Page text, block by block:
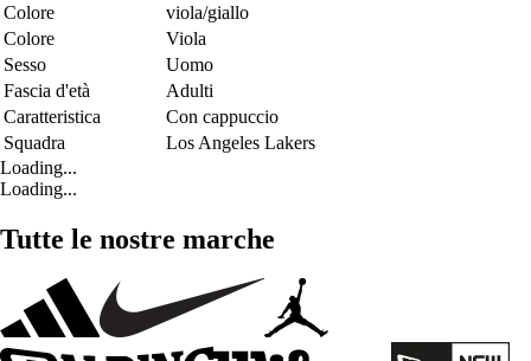
Colore
viola/giallo
Colore
Viola
Sesso
Uomo
Fascia d'età
Adulti
Caratteristica
Con cappuccio
Squadra
Los Angeles Lakers
Loading...
Loading...
Tutte le nostre marche